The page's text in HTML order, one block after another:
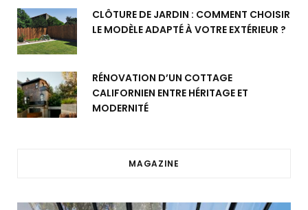
CLÔTURE DE JARDIN : COMMENT CHOISIR
LE MODÈLE ADAPTÉ À VOTRE EXTÉRIEUR ?
RÉNOVATION D’UN COTTAGE
CALIFORNIEN ENTRE HÉRITAGE ET
MODERNITÉ
MAGAZINE